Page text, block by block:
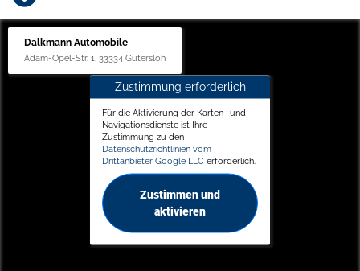
Dalkmann Automobile
Adam-Opel-Str. 1, 33334 Gütersloh
Zustimmung erforderlich
Für die Aktivierung der Karten- und
Navigationsdienste ist Ihre
Zustimmung zu den
Datenschutzrichtlinien vom
Drittanbieter Google LLC erforderlich.
Zustimmen und
aktivieren